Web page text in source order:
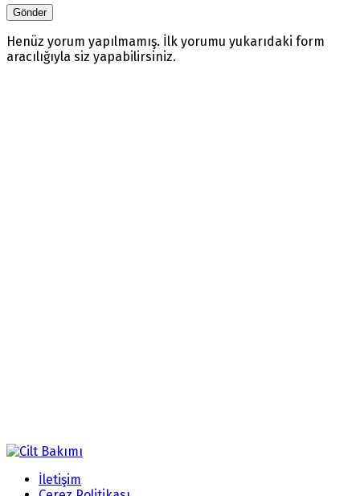
Henüz yorum yapılmamış. İlk yorumu yukarıdaki form
aracılığıyla siz yapabilirsiniz.
İletişim